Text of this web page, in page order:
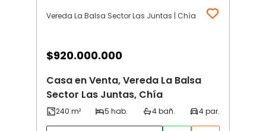
Vereda La Balsa Sector Las Juntas | Chía
$920.000.000
Casa en Venta, Vereda La Balsa
Sector Las Juntas, Chía